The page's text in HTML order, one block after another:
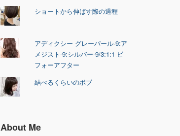
ショートから伸ばす際の過程
アディクシー グレーパール-9:ア
メジスト-9:シルバー-9/3:1:1 ビ
フォーアフター
結べるくらいのボブ
About Me